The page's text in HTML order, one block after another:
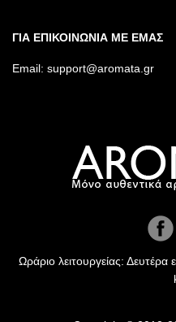
ΓΙΑ ΕΠΙΚΟΙΝΩΝΙΑ ΜΕ ΕΜΑΣ
Email: support@aromata.gr
Ωράριο λειτουργείας: